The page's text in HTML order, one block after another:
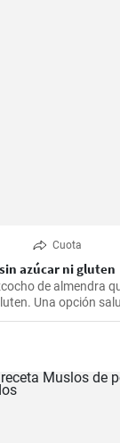
Cuota
azúcar ni gluten
de almendra
Una opción